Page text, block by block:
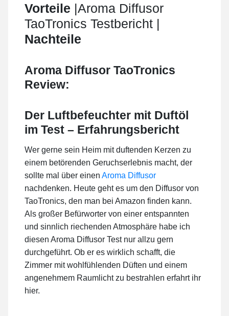
Vorteile |Aroma Diffusor
TaoTronics Testbericht |
Nachteile
Aroma Diffusor TaoTronics
Review:
Der Luftbefeuchter mit Duftöl
im Test – Erfahrungsbericht
Wer gerne sein Heim mit duftenden Kerzen zu
einem betörenden Geruchserlebnis macht, der
sollte mal über einen Aroma Diffusor
nachdenken. Heute geht es um den Diffusor von
TaoTronics, den man bei Amazon finden kann.
Als großer Befürworter von einer entspannten
und sinnlich riechenden Atmosphäre habe ich
diesen Aroma Diffusor Test nur allzu gern
durchgeführt. Ob er es wirklich schafft, die
Zimmer mit wohlfühlenden Düften und einem
angenehmem Raumlicht zu bestrahlen erfahrt ihr
hier.